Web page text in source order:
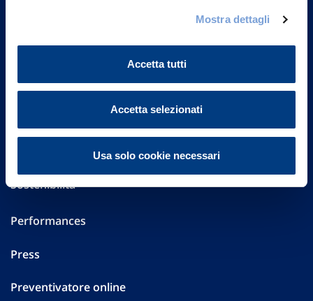
Mostra dettagli
Accetta tutti
Accetta selezionati
Usa solo cookie necessari
Governance
Altre informazioni
Sostenibilità
Performances
Press
Preventivatore online